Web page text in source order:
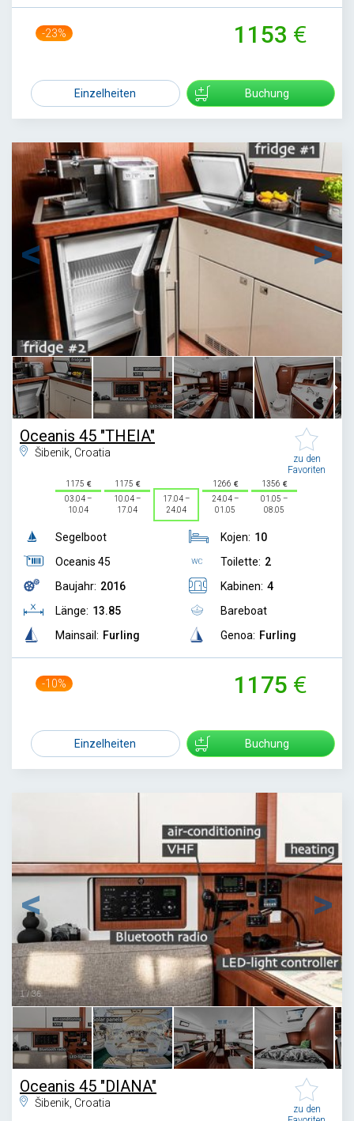
-23% 1153
Einzelheiten Buchung
1/37
Oceanis 45 "THEIA"
Šibenik, Croatia
zu den
Favoriten
1175
03.04 –
10.04
1175
10.04 –
17.04
17.04 –
24.04
1266
24.04 –
01.05
1356
01.05 –
08.05
Segelboot
Oceanis 45
Baujahr: 2016
Länge: 13.85
Mainsail: Furling
Kojen: 10
Toilette: 2
Kabinen: 4
Bareboat
Genoa: Furling
-10% 1175
Einzelheiten Buchung
1/36
Oceanis 45 "DIANA"
Šibenik, Croatia
zu den